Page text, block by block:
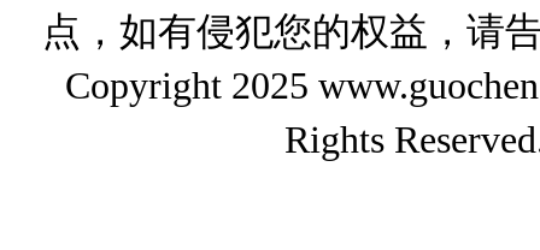
点，如有侵犯您的权益，请
Copyright 2025
Rights